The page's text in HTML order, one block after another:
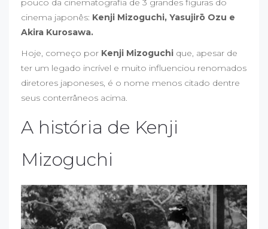
pouco da cinematografia de 3 grandes figuras do
cinema japonês: Kenji Mizoguchi, Yasujirō Ozu e
Akira Kurosawa.
Hoje, começo por Kenji Mizoguchi que, apesar de
ter um legado incrível e muito influenciou renomados
diretores japoneses, é o nome menos citado dentre
seus conterrâneos acima.
A história de Kenji
Mizoguchi